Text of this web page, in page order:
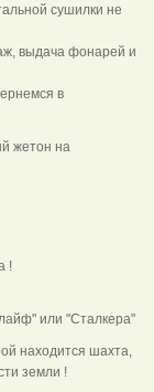
сушилки не
выдача фонарей и
в
жетон на
!
или "Сталкера"
находится шахта,
земли !